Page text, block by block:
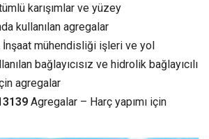
karışımlar ve yüzey
kullanılan agregalar
İnşaat mühendisliği işleri ve yol
bağlayıcısız ve hidrolik bağlayıcılı
agregalar
Agregalar – Harç yapımı için